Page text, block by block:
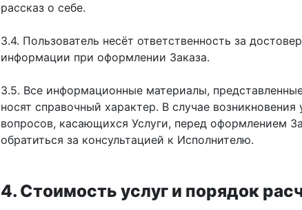
рассказ о себе.
3.4. Пользователь несёт ответственность за
информации при оформлении Заказа.
3.5. Все информационные материалы,
носят справочный характер. В случае возникновения
вопросов, касающихся Услуги, перед оформлением
обратиться за консультацией к Исполнителю.
4. Стоимость услуг и порядок